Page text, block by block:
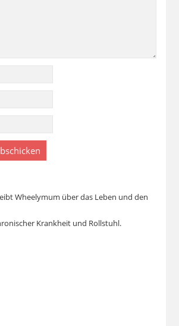
Wheelymum über das Leben und den
Krankheit und Rollstuhl.